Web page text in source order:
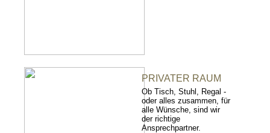
PRIVATER RAUM
Ob Tisch, Stuhl, Regal -
oder alles zusammen, für
alle Wünsche, sind wir
der richtige
Ansprechpartner.